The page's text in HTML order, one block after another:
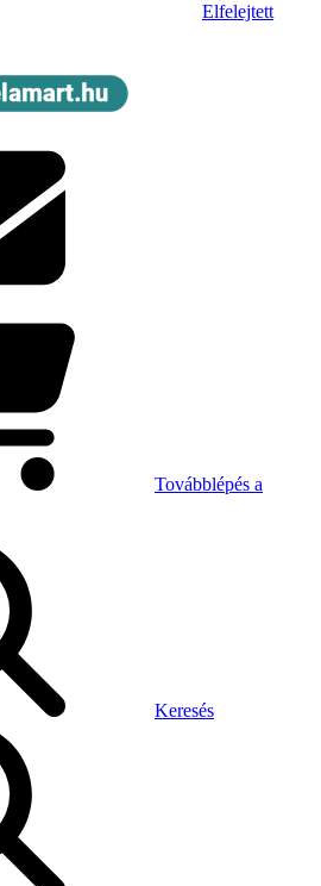
Elfelejtett
Továbblépés a
Keresés